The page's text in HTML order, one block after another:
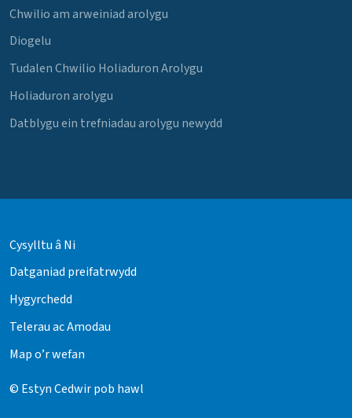
Chwilio am arweiniad arolygu
Diogelu
Tudalen Chwilio Holiaduron Arolygu
Holiaduron arolygu
Datblygu ein trefniadau arolygu newydd
Cysylltu â Ni
Datganiad preifatrwydd
Hygyrchedd
Telerau ac Amodau
Map o’r wefan
© Estyn Cedwir pob hawl